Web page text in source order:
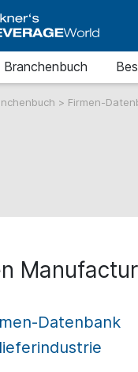
Branchenbuch
> Firmen-
Datenbank